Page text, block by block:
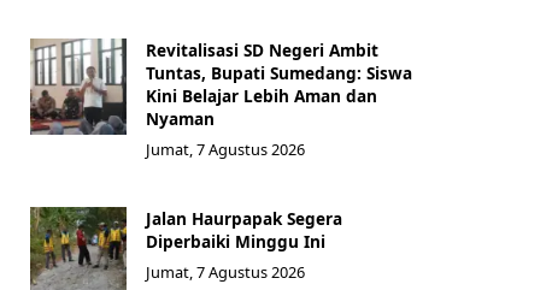
Revitalisasi SD Negeri Ambit
Tuntas, Bupati Sumedang: Siswa
Kini Belajar Lebih Aman dan
Nyaman
Jumat, 7 Agustus 2026
Jalan Haurpapak Segera
Diperbaiki Minggu Ini
Jumat, 7 Agustus 2026